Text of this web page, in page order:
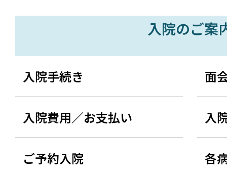
入院のご案
入院手続き 面
入院費用／お支払い 入
ご予約入院 各